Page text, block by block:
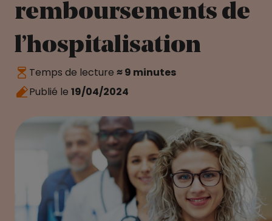
remboursements de
l’hospitalisation
Temps de lecture ≈ 9 minutes
Publié le 19/04/2024